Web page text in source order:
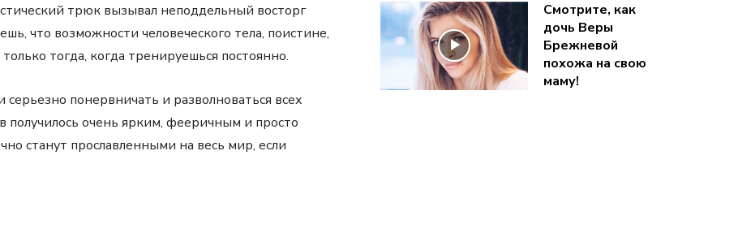
трюк вызывал неподдельный восторг
что возможности человеческого тела, поистине,
тогда, когда тренируешься постоянно.
понервничать и разволноваться всех
получилось очень ярким, фееричным и просто
станут прославленными на весь мир, если
Смотрите, как
дочь Веры
Брежневой
похожа на свою
маму!